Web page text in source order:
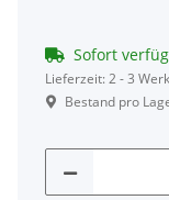
Sofort
Lieferzeit:2 - 3
Bestand pro